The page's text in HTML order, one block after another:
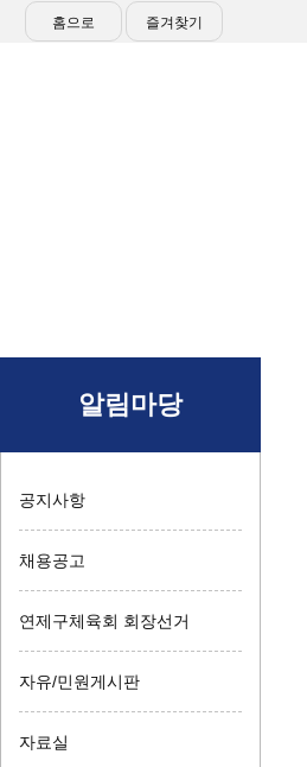
홈으로 즐겨찾기
알림마당
공지사항
채용공고
연제구체육회 회장선거
자유/민원게시판
자료실